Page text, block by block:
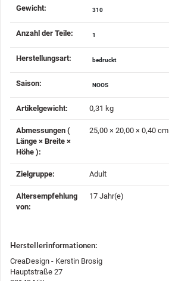
Gewicht‍: 310
Anzahl der Teile‍: 1
Herstellungsart‍: bedruckt
Saison‍: NOOS
Artikelgewicht‍: 0,31 kg
Abmessungen (
Länge × Breite ×
Höhe )‍:
25,00 × 20,00 × 0,40 cm
Zielgruppe‍: Adult
Altersempfehlung
von‍:
17 Jahr(e)
Herstellerinformationen:
CreaDesign - Kerstin Brosig
Hauptstraße 27